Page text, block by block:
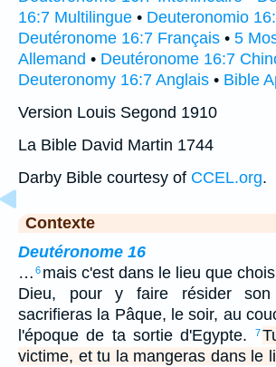
16:7 Multilingue • Deuteronomio
Deutéronome 16:7 Français • 5
Allemand • Deutéronome 16:7
Deuteronomy 16:7 Anglais • Bible
Version Louis Segond 1910
La Bible David Martin 1744
Darby Bible courtesy of CCEL.org.
Contexte
Deutéronome 16
… 6 mais c'est dans le lieu que
Dieu, pour y faire résider
sacrifieras la Pâque, le soir, au
l'époque de ta sortie d'Egypte.
7
victime, et tu la mangeras dans le